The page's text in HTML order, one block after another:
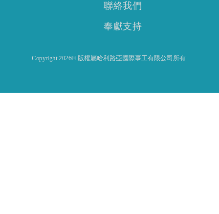
聯絡我們
奉獻支持
Copyright 2026© 版權屬哈利路亞國際事工有限公司所有.